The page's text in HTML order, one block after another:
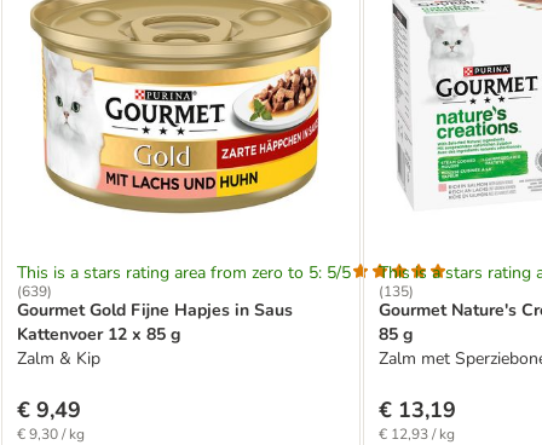
This is a stars rating area from zero to 5: 5/5
(639)
Gourmet Gold Fijne Hapjes in Saus
Kattenvoer 12 x 85 g
Zalm & Kip
€ 9,49
€ 9,30 / kg
This is a stars rating
(135)
Gourmet Nature's
85 g
Zalm met
€ 13,19
€ 12,93 / kg